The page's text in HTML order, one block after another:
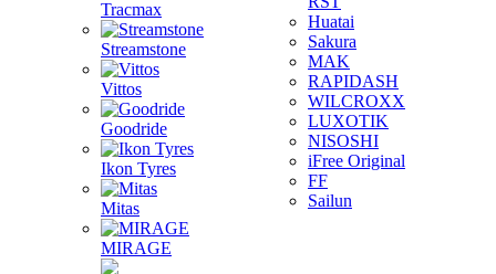
Tracmax
Streamstone
Vittos
Goodride
Ikon Tyres
Mitas
MIRAGE
Huatai
Sakura
MAK
RAPIDASH
WILCROXX
LUXOTIK
NISOSHI
iFree Original
FF
Sailun